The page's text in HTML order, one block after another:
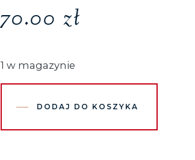
70.00 zł
1 w magazynie
DODAJ DO KOSZYKA